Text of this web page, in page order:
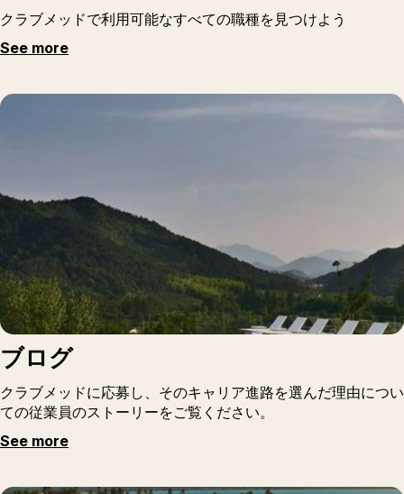
クラブメッドで利用可能なすべての職種を見つけよう
See more
ブログ
クラブメッドに応募し、そのキャリア進路を選んだ理由につい
ての従業員のストーリーをご覧ください。
See more